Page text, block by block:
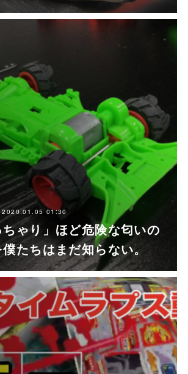
2020.01.05 01:30
ゃり」ほど危険な匂いの
たちはまだ知らない。